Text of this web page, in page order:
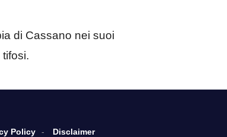
di Cassano nei suoi
Policy Disclaimer